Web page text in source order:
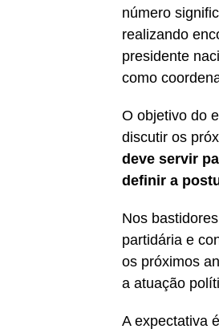
número
realizando
presidente
como
O objetivo do
discutir os
deve servir
definir a
Nos
partidária e
os próximos
a atuação
A expectativa